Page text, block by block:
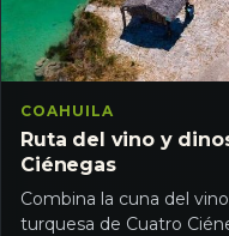
COAHUILA
Ruta del vino y
Ciénegas
Combina la cuna del
turquesa de Cuatro